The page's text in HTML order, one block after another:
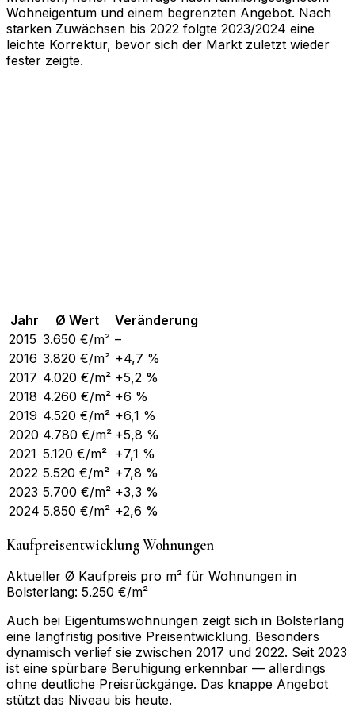
Wohneigentum und einem begrenzten Angebot. Nach
starken Zuwächsen bis 2022 folgte 2023/2024 eine
leichte Korrektur, bevor sich der Markt zuletzt wieder
fester zeigte.
Jahr Ø Wert
Veränderung
2015 3.650 €/m² –
2016 3.820 €/m² +4,7 %
2017 4.020 €/m² +5,2 %
2018 4.260 €/m² +6 %
2019 4.520 €/m² +6,1 %
2020 4.780 €/m² +5,8 %
2021 5.120 €/m² +7,1 %
2022 5.520 €/m² +7,8 %
2023 5.700 €/m² +3,3 %
2024 5.850 €/m² +2,6 %
Kaufpreisentwicklung Wohnungen
Aktueller Ø Kaufpreis pro m² für Wohnungen in
Bolsterlang: 5.250 €/m²
Auch bei Eigentumswohnungen zeigt sich in Bolsterlang
eine langfristig positive Preisentwicklung. Besonders
dynamisch verlief sie zwischen 2017 und 2022. Seit 2023
ist eine spürbare Beruhigung erkennbar — allerdings
ohne deutliche Preisrückgänge. Das knappe Angebot
stützt das Niveau bis heute.